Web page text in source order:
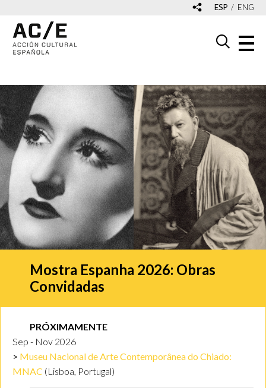
ESP ENG
Mostra Espanha 2026: Obras
Convidadas
PRÓXIMAMENTE
Sep - Nov 2026
Museu Nacional de Arte Contemporânea do Chiado:
MNAC (Lisboa, Portugal)